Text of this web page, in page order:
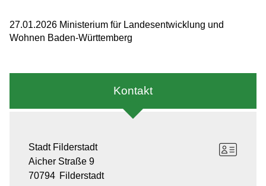
27.01.2026 Ministerium für Landesentwicklung und
Wohnen Baden-Württemberg
Kontakt
Stadt Filderstadt
Aicher Straße 9
70794 Filderstadt